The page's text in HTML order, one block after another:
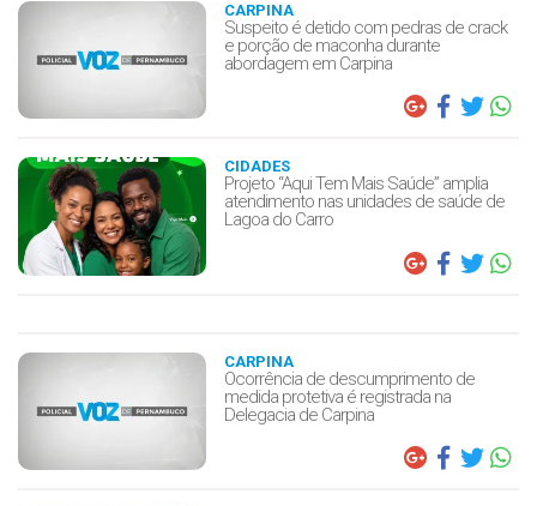
CARPINA
Suspeito é detido com pedras de crack
e porção de maconha durante
abordagem em Carpina
CIDADES
Projeto “Aqui Tem Mais Saúde” amplia
atendimento nas unidades de saúde de
Lagoa do Carro
CARPINA
Ocorrência de descumprimento de
medida protetiva é registrada na
Delegacia de Carpina